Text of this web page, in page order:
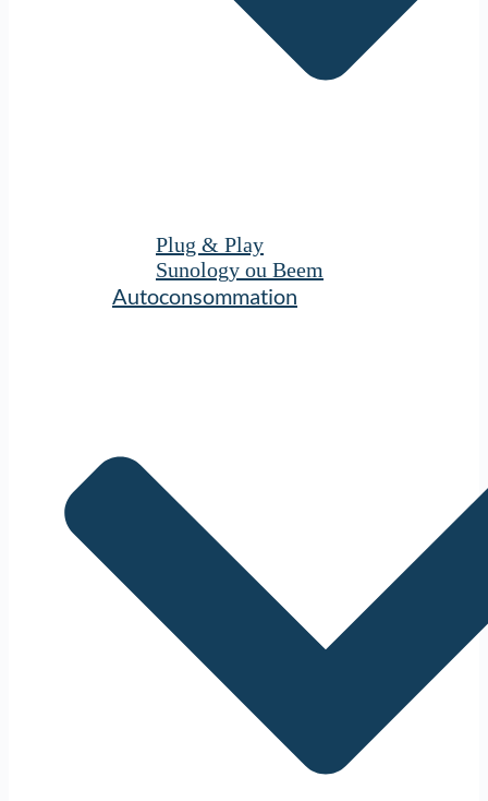
Plug & Play
Sunology ou Beem
Autoconsommation